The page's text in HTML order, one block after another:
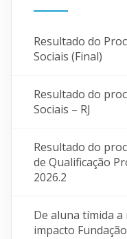
Resultado do
Sociais (Final)
Resultado do
Sociais – RJ
Resultado do
de Qualificação
2026.2
De aluna tímida
impacto